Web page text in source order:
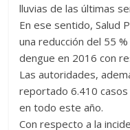
lluvias de las últimas
En ese sentido, Salud
una reducción del 55
dengue en 2016 con
Las autoridades,
reportado 6.410
en todo este año.
Con respecto a la